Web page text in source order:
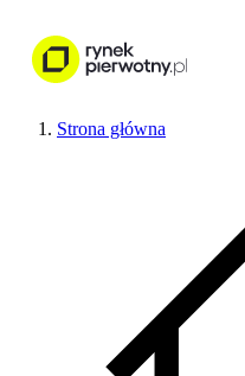
Strona główna